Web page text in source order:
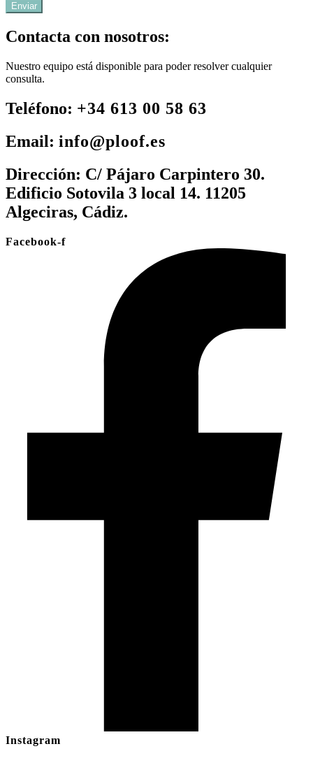
Enviar
Contacta con nosotros:
Nuestro equipo está disponible para poder resolver cualquier
consulta.
Teléfono: +34 613 00 58 63
Email: info@ploof.es
Dirección: C/ Pájaro Carpintero 30.
Edificio Sotovila 3 local 14. 11205
Algeciras, Cádiz.
Facebook-f
Instagram